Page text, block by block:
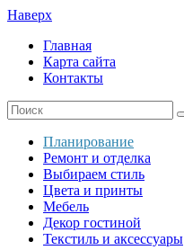
Наверх
Главная
Карта сайта
Контакты
Планирование
Ремонт и отделка
Выбираем стиль
Цвета и принты
Мебель
Декор гостиной
Текстиль и аксессуары